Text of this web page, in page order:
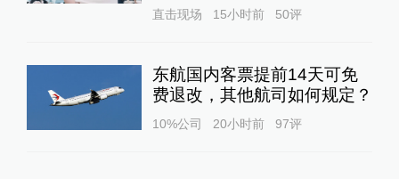
直击现场 15小时前 50评
东航国内客票提前14天可免
费退改，其他航司如何规定？
10%公司 20小时前 97评